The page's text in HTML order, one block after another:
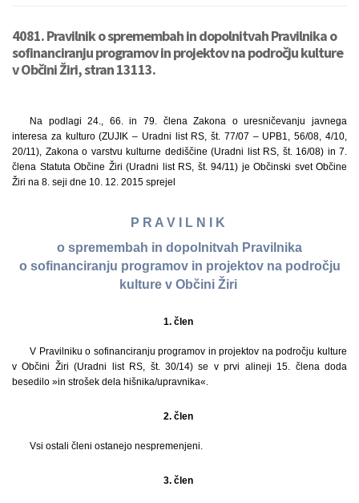
4081. Pravilnik o spremembah in dopolnitvah Pravilnika o
sofinanciranju programov in projektov na področju kulture
v Občini Žiri, stran 13113.
Na podlagi 24., 66. in 79. člena Zakona o uresničevanju javnega
interesa za kulturo (ZUJIK – Uradni list RS, št. 77/07 – UPB1, 56/08, 4/10,
20/11), Zakona o varstvu kulturne dediščine (Uradni list RS, št. 16/08) in 7.
člena Statuta Občine Žiri (Uradni list RS, št. 94/11) je Občinski svet Občine
Žiri na 8. seji dne 10. 12. 2015 sprejel
P R A V I L N I K
o spremembah in dopolnitvah Pravilnika
o sofinanciranju programov in projektov na področju
kulture v Občini Žiri
1. člen
V Pravilniku o sofinanciranju programov in projektov na področju kulture
v Občini Žiri (Uradni list RS, št. 30/14) se v prvi alineji 15. člena doda
besedilo »in strošek dela hišnika/upravnika«.
2. člen
Vsi ostali členi ostanejo nespremenjeni.
3. člen